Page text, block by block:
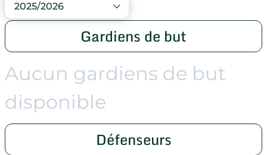
2025/2026
Gardiens de but
Aucun gardiens de but
disponible
Défenseurs